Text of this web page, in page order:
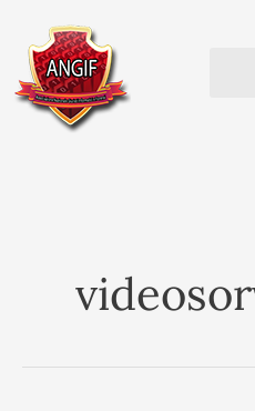
contenuto